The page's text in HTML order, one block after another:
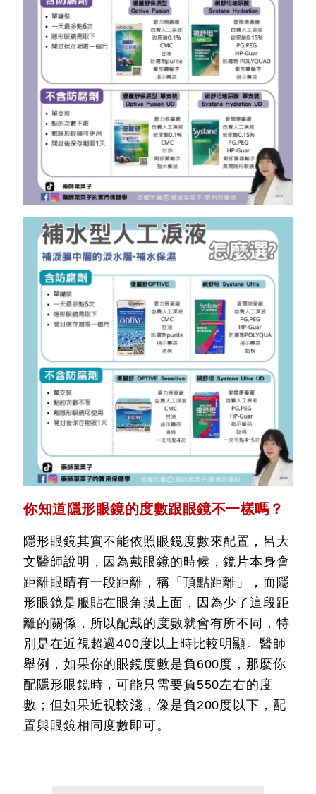
你知道隱形眼鏡的度數跟眼鏡不一樣嗎？
隱形眼鏡其實不能依照眼鏡度數來配置，呂大
文醫師說明，因為戴眼鏡的時候，鏡片本身會
距離眼睛有一段距離，稱「頂點距離」，而隱
形眼鏡是服貼在眼角膜上面，因為少了這段距
離的關係，所以配戴的度數就會有所不同，特
別是在近視超過400度以上時比較明顯。醫師
舉例，如果你的眼鏡度數是負600度，那麼你
配隱形眼鏡時，可能只需要負550左右的度
數；但如果近視較淺，像是負200度以下，配
置與眼鏡相同度數即可。